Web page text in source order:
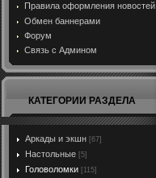
Правила оформления новостей
Обмен баннерами
Форум
Связь с Админом
КАТЕГОРИИ РАЗДЕЛА
Аркады и экшн [67]
Настольные [5]
Головоломки [115]